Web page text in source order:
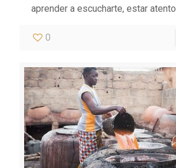
aprender a escucharte, estar atento
0